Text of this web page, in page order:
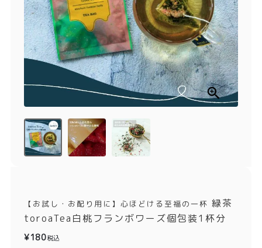
とろ生 まとめ買いお得
セット
お中元
紅茶toroaTea
メルマガ会員様限定
濃抹茶とろ生ガトーシ
ョコラ
とろ生シュー
クッキー缶
お誕生日セット
【お試し・お配り用に】心ほどける至福の一杯 緑茶
toroaTea白桃フランボワーズ個包装1杯分
¥180税込